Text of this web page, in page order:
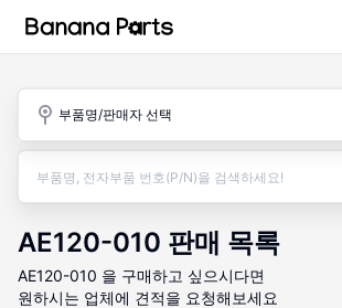
부품명/판매자 선택
AE120-010 판매 목록
AE120-010 을 구매하고 싶으시다면
원하시는 업체에 견적을 요청해보세요